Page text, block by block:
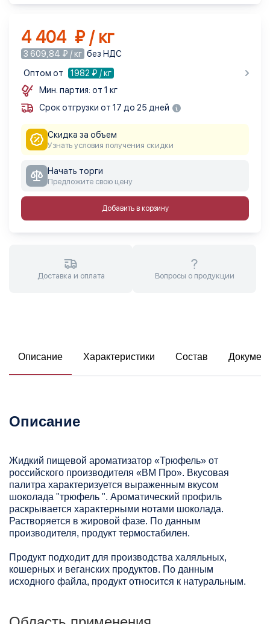
4 404 ₽ / кг
3 609,84 ₽ / кг без НДС
Оптом от
1982 ₽ / кг
Мин. партия: от 1 кг
Срок отгрузки от 17 до 25 дней
Скидка за объем
Узнать условия получения скидки
Начать торги
Предложите свою цену
Добавить в корзину
Доставка и оплата Вопросы о продукции
Описание Характеристики Состав
Описание
Жидкий пищевой ароматизатор «Трюфель» от
российского производителя «ВМ Про». Вкусовая
палитра характеризуется выраженным вкусом
шоколада "трюфель ". Ароматический профиль
раскрывается характерными нотами шоколада.
Растворяется в жировой фазе. По данным
производителя, продукт термостабилен.
Продукт подходит для производства халяльных,
кошерных и веганских продуктов. По данным
исходного файла, продукт относится к натуральным.